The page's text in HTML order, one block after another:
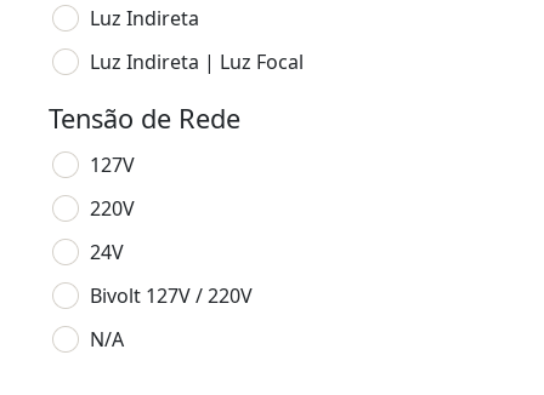
Luz Indireta
Luz Indireta | Luz Focal
Tensão de Rede
127V
220V
24V
Bivolt 127V / 220V
N/A